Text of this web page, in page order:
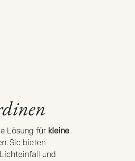
Lösung für kleine
Sie bieten
und